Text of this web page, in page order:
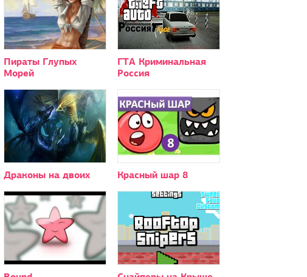
Пираты Глупых
Морей
ГТА Криминальная
Россия
Драконы на двоих Красный шар 8